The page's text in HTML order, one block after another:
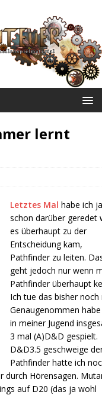
lernt
Letztes Mal habe ich
schon darüber geredet
es überhaupt zu der
Entscheidung kam,
Pathfinder zu leiten.
geht jedoch nur wenn
Pathfinder überhaupt
Ich tue das bisher noch
Genaugenommen
in meiner Jugend
3 mal (A)D&D gespielt.
D&D3.5 geschweige
Pathfinder hatte ich
durch Hörensagen.
auf D20 (das ja wohl